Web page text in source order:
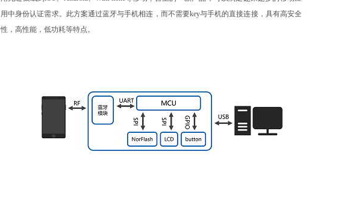
用中身份认证需求。此方案通过蓝牙与手机相连，而不需要key与手机的直接连接，具有高安全
性，高性能，低功耗等特点。